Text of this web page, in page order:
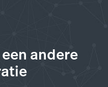
andere